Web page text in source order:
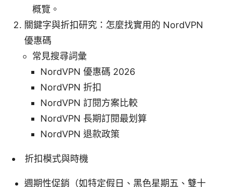
概覽。
關鍵字與折扣研究：怎麼找實用的 NordVPN
優惠碼
常見搜尋詞彙
NordVPN 優惠碼 2026
NordVPN 折扣
NordVPN 訂閱方案比較
NordVPN 長期訂閱最划算
NordVPN 退款政策
折扣模式與時機
週期性促銷（如特定假日、黑色星期五、雙十